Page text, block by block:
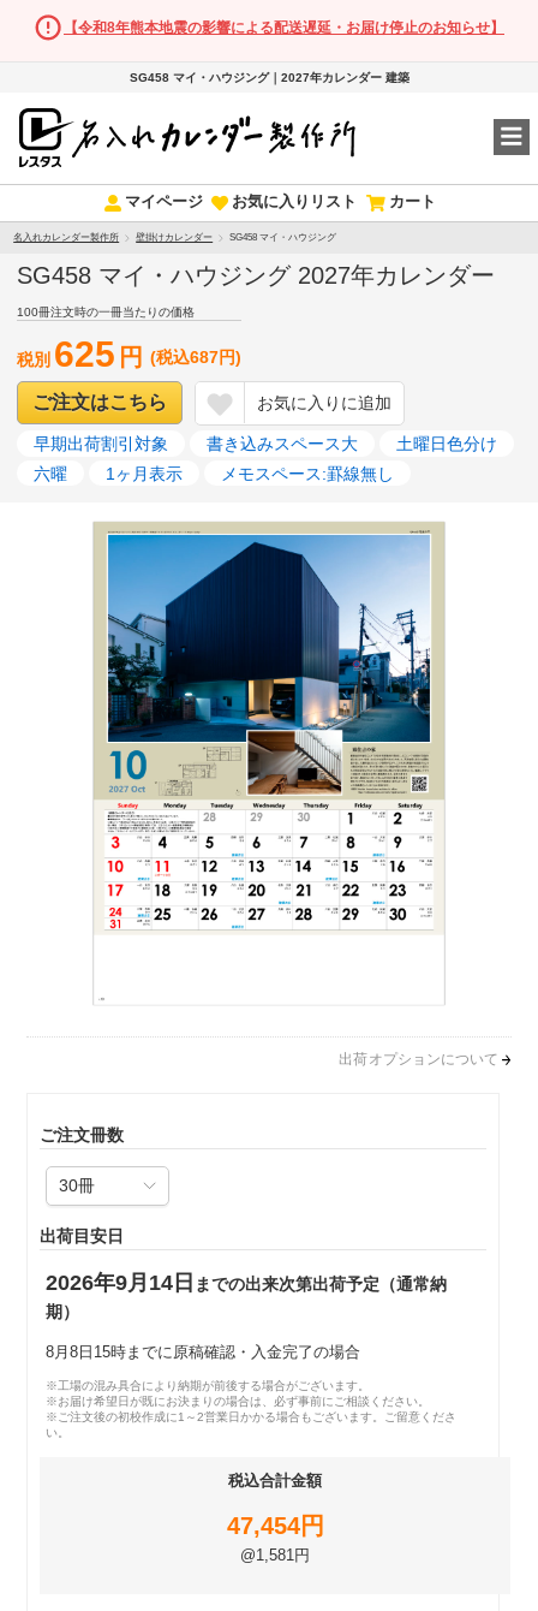
【令和8年熊本地震の影響による配送遅延・お届け停止のお知らせ】
SG458 マイ・ハウジング｜2027年カレンダー 建築
マイページ お気に入りリスト カート
名入れカレンダー製作所 壁掛けカレンダー SG458 マイ・ハウジング
SG458 マイ・ハウジング 2027年カレンダー
100冊注文時の一冊当たりの価格
税別 625 円 (税込687円)
ご注文はこちら お気に入りに追加
早期出荷割引対象 書き込みスペース大
土曜日色分け
六曜
1ヶ月表示 メモスペース:罫線無し
出荷オプションについて
ご注文冊数
出荷目安日
2026年9月14日 までの出来次第出荷予定（通常納
期）
8月8日15時までに原稿確認・入金完了の場合
※工場の混み具合により納期が前後する場合がございます。
※お届け希望日が既にお決まりの場合は、必ず事前にご相談ください。
※ご注文後の初校作成に1～2営業日かかる場合もございます。ご留意くださ
い。
税込合計金額
47,454円
@1,581円